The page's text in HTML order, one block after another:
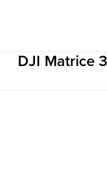
DJI Matrice